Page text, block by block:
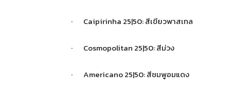
· Caipirinha 25|50: สีเขียวพาสเทล
· Cosmopolitan 25|50: สีม่วง
· Americano 25|50: สีชมพูอมแดง